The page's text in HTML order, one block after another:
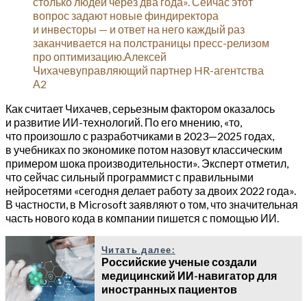
вопрос задают новые финдиректора
и инвесторы — и ответ на него каждый раз
заканчивается на полстраницы пресс-релизом
про оптимизацию.Алексей
Чихачевуправляющий партнер HR-агентства
А2
Как считает Чихачев, серьезным фактором оказалось
и развитие ИИ-технологий. По его мнению, «то,
что произошло с разработчиками в 2023—2025 годах,
в учебниках по экономике потом назовут классическим
примером шока производительности». Эксперт отметил,
что сейчас сильный программист с правильными
нейросетями «сегодня делает работу за двоих 2022 года».
В частности, в Microsoft заявляют о том, что значительная
часть нового кода в компании пишется с помощью ИИ.
Читать далее:
Российские ученые создали
медицинский ИИ-навигатор для
иностранных пациентов